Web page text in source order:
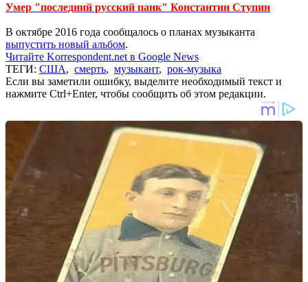
Умер "последний русский панк" Константин Ступин
В октябре 2016 года сообщалось о планах музыканта
выпустить новый альбом.
Читайте Korrespondent.net в Google News
ТЕГИ: США, смерть, музыкант, рок-музыка
Если вы заметили ошибку, выделите необходимый текст и
нажмите Ctrl+Enter, чтобы сообщить об этом редакции.